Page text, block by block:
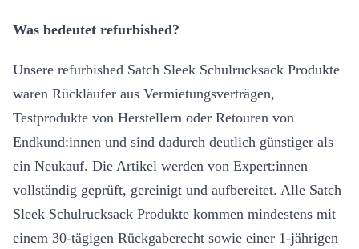
Was bedeutet refurbished?
Unsere refurbished Satch Sleek Schulrucksack Produkte
waren Rückläufer aus Vermietungsverträgen,
Testprodukte von Herstellern oder Retouren von
Endkund:innen und sind dadurch deutlich günstiger als
ein Neukauf. Die Artikel werden von Expert:innen
vollständig geprüft, gereinigt und aufbereitet. Alle Satch
Sleek Schulrucksack Produkte kommen mindestens mit
einem 30-tägigen Rückgaberecht sowie einer 1-jährigen